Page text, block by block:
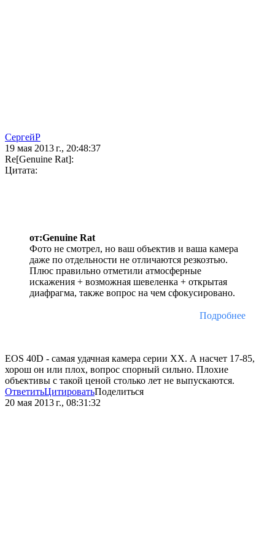
СергейР
19 мая 2013 г., 20:48:37
Re[Genuine Rat]:
Цитата:
от:Genuine Rat
Фото не смотрел, но ваш объектив и ваша камера
даже по отдельности не отличаются резкозтью.
Плюс правильно отметили атмосферные
искажения + возможная шевеленка + открытая
диафрагма, также вопрос на чем сфокусировано.
Подробнее
EOS 40D - самая удачная камера серии XX. А насчет 17-85,
хорош он или плох, вопрос спорный сильно. Плохие
объективы с такой ценой столько лет не выпускаются.
ОтветитьЦитироватьПоделиться
20 мая 2013 г., 08:31:32